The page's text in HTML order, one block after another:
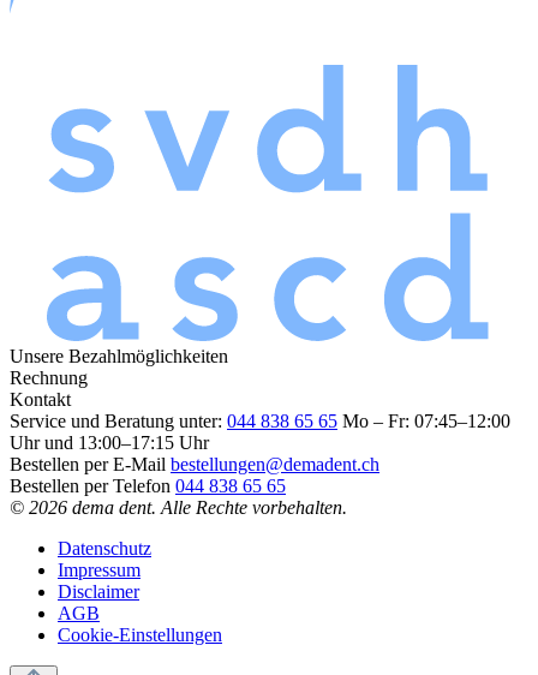
Unsere Bezahlmöglichkeiten
Rechnung
Kontakt
Service und Beratung unter: 044 838 65 65 Mo – Fr: 07:45–12:00
Uhr und 13:00–17:15 Uhr
Bestellen per E-Mail bestellungen@demadent.ch
Bestellen per Telefon 044 838 65 65
© 2026 dema dent. Alle Rechte vorbehalten.
Datenschutz
Impressum
Disclaimer
AGB
Cookie-Einstellungen